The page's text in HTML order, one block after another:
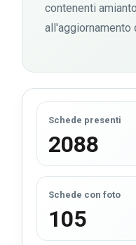
contenenti
all'aggiornamento
Schede presenti
2088
Schede con foto
105